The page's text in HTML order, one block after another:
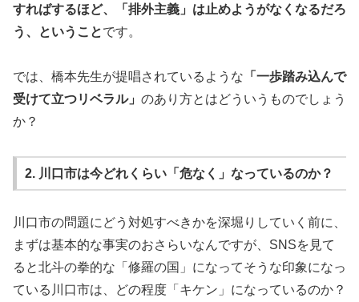
すればするほど、「排外主義」は止めようがなくなるだろ
う、ということです。
では、橋本先生が提唱されているような 「一歩踏み込んで
受けて立つリベラル」 のあり方とはどういうものでしょう
か？
2. 川口市は今どれくらい「危なく」なっているのか？
川口市の問題にどう対処すべきかを深堀りしていく前に、
まずは基本的な事実のおさらいなんですが、SNSを見て
ると北斗の拳的な「修羅の国」になってそうな印象になっ
ている川口市は、どの程度「キケン」になっているのか？